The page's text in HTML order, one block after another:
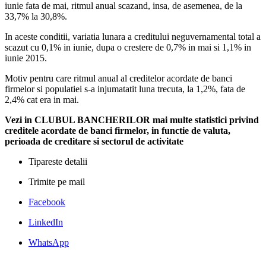
iunie fata de mai, ritmul anual scazand, insa, de asemenea, de la
33,7% la 30,8%.
In aceste conditii, variatia lunara a creditului neguvernamental total a
scazut cu 0,1% in iunie, dupa o crestere de 0,7% in mai si 1,1% in
iunie 2015.
Motiv pentru care ritmul anual al creditelor acordate de banci
firmelor si populatiei s-a injumatatit luna trecuta, la 1,2%, fata de
2,4% cat era in mai.
Vezi in CLUBUL BANCHERILOR mai multe statistici privind
creditele acordate de banci firmelor, in functie de valuta,
perioada de creditare si sectorul de activitate
Tipareste detalii
Trimite pe mail
Facebook
LinkedIn
WhatsApp